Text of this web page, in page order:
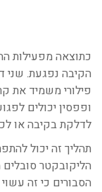
כתוצאה מפעילות
הקיבה נפגעת. שני
פילורי משמיד את
ופפסין יכולים
לדלקת בקיבה או
תהליך זה יכול
הליקובקטר
הסבורים כי זה עשוי